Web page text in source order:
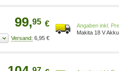
99,95 €
6,95 €
Makita 18 V